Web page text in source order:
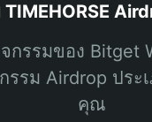
TIMEHORSE
กรรมของ Bitget
รรม Airdrop ประ
คุณ